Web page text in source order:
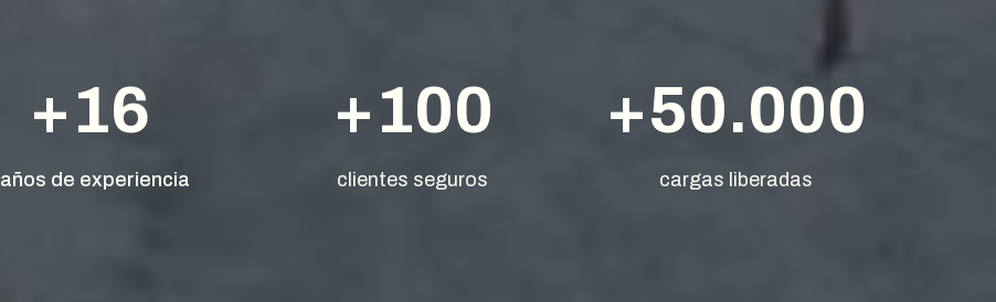
+16
años de experiencia
+100
clientes seguros
+50.000
cargas liberadas